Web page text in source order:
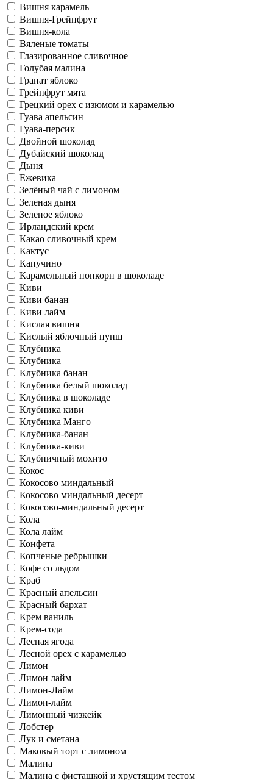
Вишня карамель
Вишня-Грейпфрут
Вишня-кола
Вяленые томаты
Глазированное сливочное
Голубая малина
Гранат яблоко
Грейпфрут мята
Грецкий орех с изюмом и карамелью
Гуава апельсин
Гуава-персик
Двойной шоколад
Дубайский шоколад
Дыня
Ежевика
Зелёный чай с лимоном
Зеленая дыня
Зеленое яблоко
Ирландский крем
Какао сливочный крем
Кактус
Капучино
Карамельный попкорн в шоколаде
Киви
Киви банан
Киви лайм
Кислая вишня
Кислый яблочный пунш
Клубника
Клубника
Клубника банан
Клубника белый шоколад
Клубника в шоколаде
Клубника киви
Клубника Манго
Клубника-банан
Клубника-киви
Клубничный мохито
Кокос
Кокосово миндальный
Кокосово миндальный десерт
Кокосово-миндальный десерт
Кола
Кола лайм
Конфета
Копченые ребрышки
Кофе со льдом
Краб
Красный апельсин
Красный бархат
Крем ваниль
Крем-сода
Лесная ягода
Лесной орех с карамелью
Лимон
Лимон лайм
Лимон-Лайм
Лимон-лайм
Лимонный чизкейк
Лобстер
Лук и сметана
Маковый торт с лимоном
Малина
Малина с фисташкой и хрустящим тестом